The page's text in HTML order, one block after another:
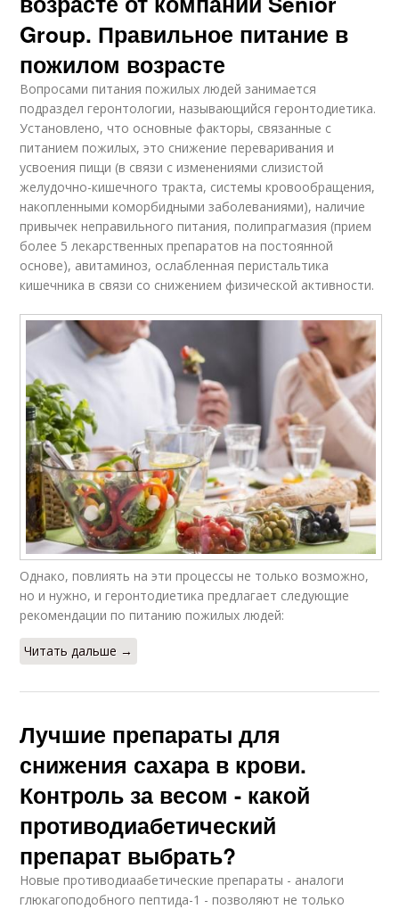
Group. Правильное питание в
пожилом возрасте
Вопросами питания пожилых людей занимается
подраздел геронтологии, называющийся геронтодиетика.
Установлено, что основные факторы, связанные с
питанием пожилых, это снижение переваривания и
усвоения пищи (в связи с изменениями слизистой
желудочно-кишечного тракта, системы кровообращения,
накопленными коморбидными заболеваниями), наличие
привычек неправильного питания, полипрагмазия (прием
более 5 лекарственных препаратов на постоянной
основе), авитаминоз, ослабленная перистальтика
кишечника в связи со снижением физической активности.
Однако, повлиять на эти процессы не только возможно,
но и нужно, и геронтодиетика предлагает следующие
рекомендации по питанию пожилых людей:
Читать дальше →
Лучшие препараты для
снижения сахара в крови.
Контроль за весом - какой
противодиабетический
препарат выбрать?
Новые противодиаабетические препараты - аналоги
глюкагоподобного пептида-1 - позволяют не только